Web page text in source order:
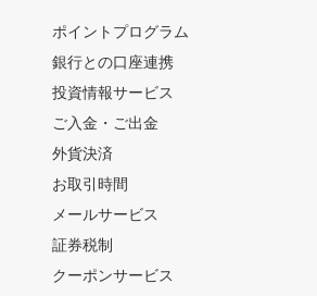
ポイントプログラム
銀行との口座連携
投資情報サービス
ご入金・ご出金
外貨決済
お取引時間
メールサービス
証券税制
クーポンサービス